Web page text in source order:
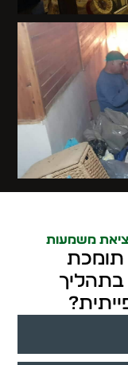
משמעות
תומכת